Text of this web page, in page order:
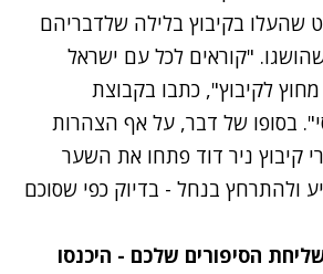
שהעלו בקיבוץ בלילה שלדבריהם
"קוראים לכל עם ישראל
לקיבוץ", כתבו בקבוצת
בסופו של דבר, על אף הצהרות
קיבוץ ניר דוד פתחו את השער
ולהתרחץ בנחל - בדיוק כפי שסוכם
הסיפורים שלכם - היכנסו